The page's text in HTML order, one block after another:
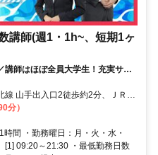
講師(週1・1h~、短期1ヶ
師はほぼ全員大学生！充実サポ
不要
線 山手出入口2徒歩約2分、ＪＲ根
南口)徒歩約21分、横浜高速鉄道
(アメリカ山公園口)徒歩約24分 石
華街駅より自転車で10分
分）
間 ・勤務曜日：月・火・水・
[1] 09:20～21:30 ・最低勤務日数